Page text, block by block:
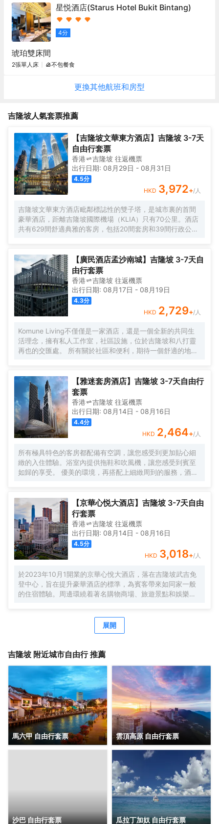
星悦酒店(Starus Hotel Bukit Bintang)
4分
琥珀雙床間
2張單人床 不包餐食
更換其他航班和房型
吉隆坡人氣套票推薦
【吉隆坡文華東方酒店】吉隆坡 3-7天
自由行套票
香港 吉隆坡 往返機票
出行日期: 08月29日 - 08月31日
4.5分
HKD 3,972+/人
吉隆坡文華東方酒店毗鄰標誌性的雙子塔，是城市裏的首間
豪華酒店，距離吉隆坡國際機場（KLIA）只有70公里。酒店
共有629間舒適典雅的客房，包括20間套房和39間行政公
供146間客房和20間套房，客人可專享文華東方會行政貴賓
廊設施的優待。客人可以在房內免費上網。酒店內的餐飲和
酒吧令人更加難忘。客人可以在酒店的7間餐廳，酒吧和休息
室盡情享受或舉辦慶祝活動。酒店設有豐富的會議和宴會設
施，包括一個可容納1,800位賓客的無柱式大宴會廳，鑽石宴
會廳也可容納500位客人。酒店的16個功能室都配備了可用
於研討會，國際會議，展覽，婚禮等活動的視聽設備。文華
東方酒店活力俱樂部及水療中心為賓客提供一個寧靜的氛
圍，完善的健身設備和一流的温泉理療。客人可以在酒店游
泳池內暢遊，欣賞KLCC公園如畫般的風景。
【廣民酒店孟沙南城】吉隆坡 3-7天自
由行套票
香港 吉隆坡 往返機票
出行日期: 08月17日 - 08月19日
4.3分
HKD 2,729+/人
Komune Living不僅僅是一家酒店，還是一個全新的共同生
活理念，擁有私人工作室，社區設施，位於吉隆坡和八打靈
再也的交匯處。 所有關於社區和便利，期待一個舒適的地方
僅僅是逗留，找到一種生活，工作和娛樂的生活方式。
【雅迷套房酒店】吉隆坡 3-7天自由行
套票
香港 吉隆坡 往返機票
出行日期: 08月14日 - 08月16日
4.4分
HKD 2,464+/人
所有極具特色的客房都配備有空調，讓您感受到更加貼心細
緻的入住體驗。浴室內提供拖鞋和吹風機，讓您感受到賓至
如歸的享受。 優美的環境，再搭配上細緻周到的服務，酒店
【京華心悦大酒店】吉隆坡 3-7天自由
行套票
香港 吉隆坡 往返機票
出行日期: 08月14日 - 08月16日
4.5分
HKD 3,018+/人
於2023年10月1開業的京華心悅大酒店，落在吉隆坡武吉免
登中心，旨在提升豪華酒店的標準，為賓客帶來如同家一般
的住宿體驗。周邊環繞着著名購物商場、旅遊景點和娛樂中
理想地點，更是融合了住宿便利與家的熟悉感。 酒店備有
428間精心設計的客房，提供8種房型，融入了現代優雅、舒
「每間客房都是家」的温馨體驗。 位於酒店4樓的休閒設
健身中心，以及即將營業的水療中心。為了照顧家庭賓客的
需求，Bintang Playhouse提供了安全且互動性強的空間，供
孩子們學習玩樂，更引進了大馬定製的多感官室。這個創新
空間經過精心設計，有助兒童感官發展。
展開
吉隆坡 附近城市自由行 推薦
馬六甲 自由行套票 雲頂高原 自由行套票
沙巴 自由行套票 瓜拉丁加奴 自由行套票